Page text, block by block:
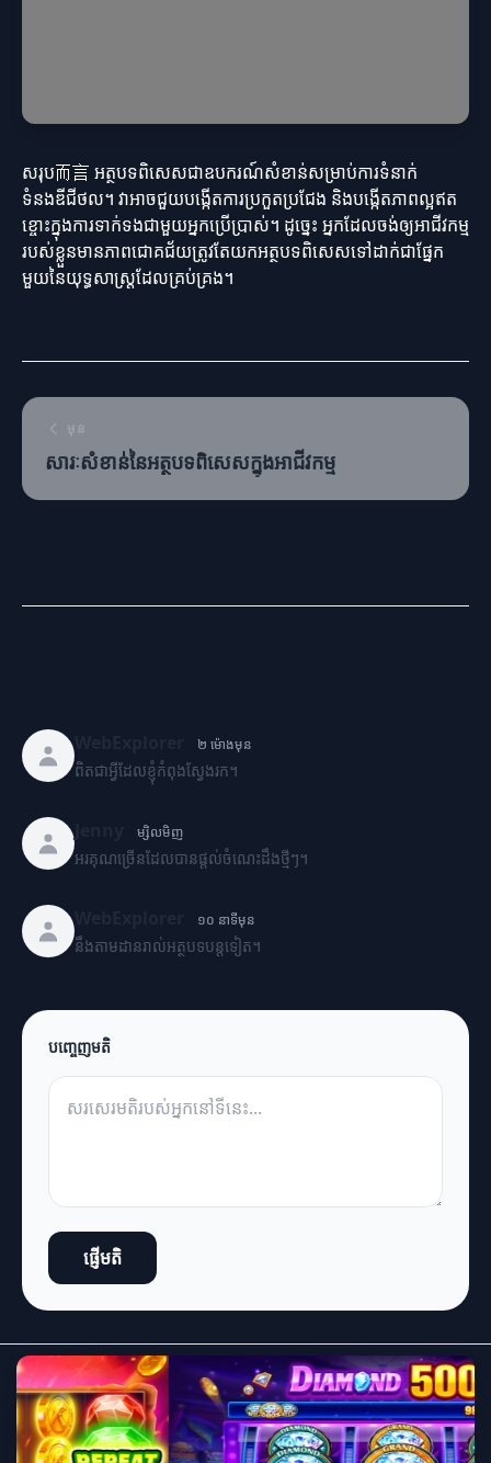
សរុប而言 អត្ថបទពិសេសជាឧបករណ៍សំខាន់សម្រាប់ការទំនាក់
ទំនងឌីជីថល។ វាអាចជួយបង្កើតការប្រកួតប្រជែង និងបង្កើតភាពល្អឥត
ខ្ចោះក្នុងការទាក់ទងជាមួយអ្នកប្រើប្រាស់។ ដូច្នេះ អ្នកដែលចង់ឲ្យអាជីវកម្ម
របស់ខ្លួនមានភាពជោគជ័យត្រូវតែយកអត្ថបទពិសេសទៅដាក់ជាផ្នែក
មួយនៃយុទ្ធសាស្ត្រដែលគ្រប់គ្រង។
មុន
សារៈសំខាន់នៃអត្ថបទពិសេសក្នុងអាជីវកម្ម
២ ម៉ោងមុន
ពិតជាអ្វីដែលខ្ញុំកំពុងស្វែងរក។
ម្សិលមិញ
អរគុណច្រើនដែលបានផ្តល់ចំណេះដឹងថ្មីៗ។
១០ នាទីមុន
នឹងតាមដានរាល់អត្ថបទបន្តទៀត។
បញ្ចេញមតិ
ផ្ញើមតិ